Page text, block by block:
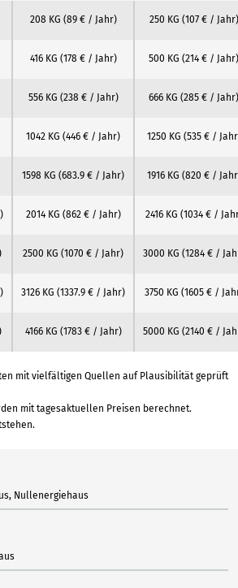
208 KG (89 € / Jahr) 250 KG (107 € / Jahr)
416 KG (178 € / Jahr) 500 KG (214 € / Jahr)
556 KG (238 € / Jahr) 666 KG (285 € / Jahr)
1042 KG (446 € / Jahr) 1250 KG (535 € /
1598 KG (683.9 € / Jahr) 1916 KG (820 € /
2014 KG (862 € / Jahr) 2416 KG (1034 € /
2500 KG (1070 € / Jahr) 3000 KG (1284 € /
3126 KG (1337.9 € / Jahr) 3750 KG (1605 € /
4166 KG (1783 € / Jahr) 5000 KG (2140 € /
mit vielfältigen Quellen auf Plausibilität geprüft
mit tagesaktuellen Preisen berechnet.
Nullenergiehaus